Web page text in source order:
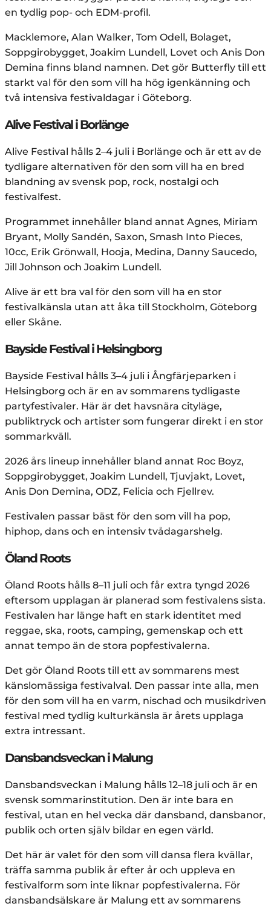
en tydlig pop- och EDM-profil.
Macklemore, Alan Walker, Tom Odell, Bolaget,
Soppgirobygget, Joakim Lundell, Lovet och Anis Don
Demina finns bland namnen. Det gör Butterfly till ett
starkt val för den som vill ha hög igenkänning och
två intensiva festivaldagar i Göteborg.
Alive Festival i Borlänge
Alive Festival hålls 2–4 juli i Borlänge och är ett av de
tydligare alternativen för den som vill ha en bred
blandning av svensk pop, rock, nostalgi och
festivalfest.
Programmet innehåller bland annat Agnes, Miriam
Bryant, Molly Sandén, Saxon, Smash Into Pieces,
10cc, Erik Grönwall, Hooja, Medina, Danny Saucedo,
Jill Johnson och Joakim Lundell.
Alive är ett bra val för den som vill ha en stor
festivalkänsla utan att åka till Stockholm, Göteborg
eller Skåne.
Bayside Festival i Helsingborg
Bayside Festival hålls 3–4 juli i Ångfärjeparken i
Helsingborg och är en av sommarens tydligaste
partyfestivaler. Här är det havsnära cityläge,
publiktryck och artister som fungerar direkt i en stor
sommarkväll.
2026 års lineup innehåller bland annat Roc Boyz,
Soppgirobygget, Joakim Lundell, Tjuvjakt, Lovet,
Anis Don Demina, ODZ, Felicia och Fjellrev.
Festivalen passar bäst för den som vill ha pop,
hiphop, dans och en intensiv tvådagarshelg.
Öland Roots
Öland Roots hålls 8–11 juli och får extra tyngd 2026
eftersom upplagan är planerad som festivalens sista.
Festivalen har länge haft en stark identitet med
reggae, ska, roots, camping, gemenskap och ett
annat tempo än de stora popfestivalerna.
Det gör Öland Roots till ett av sommarens mest
känslomässiga festivalval. Den passar inte alla, men
för den som vill ha en varm, nischad och musikdriven
festival med tydlig kulturkänsla är årets upplaga
extra intressant.
Dansbandsveckan i Malung
Dansbandsveckan i Malung hålls 12–18 juli och är en
svensk sommarinstitution. Den är inte bara en
festival, utan en hel vecka där dansband, dansbanor,
publik och orten själv bildar en egen värld.
Det här är valet för den som vill dansa flera kvällar,
träffa samma publik år efter år och uppleva en
festivalform som inte liknar popfestivalerna. För
dansbandsälskare är Malung ett av sommarens